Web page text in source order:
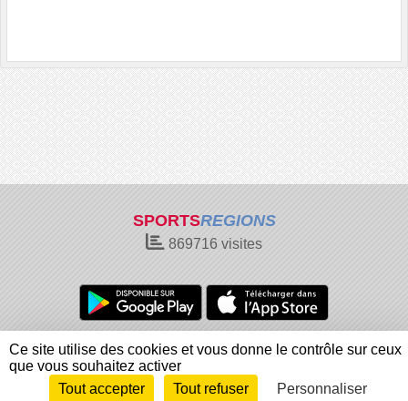
SPORTSREGIONS
869716 visites
Charte cookies
Gestion des cookies
Informations légales
Signaler un contenu inapproprié
Envie de participer ?
Connexion
Ce site utilise des cookies et vous donne le contrôle sur ceux
que vous souhaitez activer
Tout accepter
Tout refuser Personnaliser